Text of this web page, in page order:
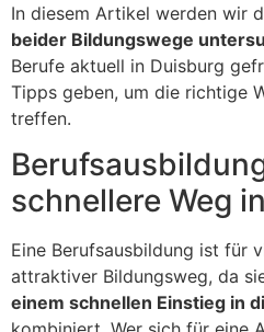
In diesem Artikel werden wir
beider Bildungswege
Berufe aktuell in Duisburg
Tipps geben, um die richtige
treffen.
schnellere Weg
Eine Berufsausbildung ist für
attraktiver Bildungsweg, da
einem schnellen Einstieg in